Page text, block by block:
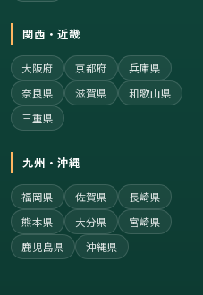
関西・近畿
大阪府 京都府
兵庫県
奈良県
滋賀県
和歌山県
三重県
九州・沖縄
福岡県 佐賀県
長崎県
熊本県
大分県
宮崎県
鹿児島県
沖縄県